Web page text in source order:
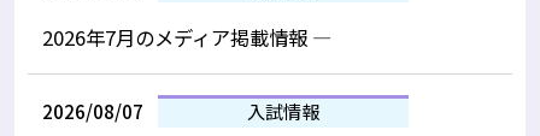
2026年7月のメディア掲載情報 —
2026/08/07 入試情報